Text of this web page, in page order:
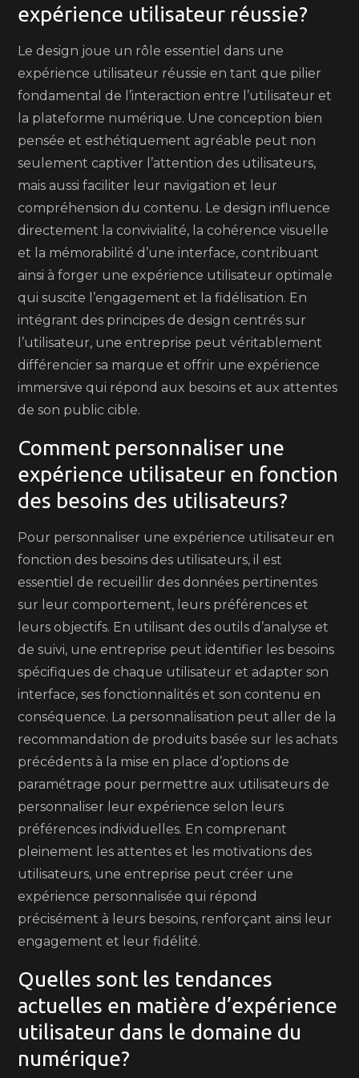
expérience utilisateur réussie?
Le design joue un rôle essentiel dans une
expérience utilisateur réussie en tant que pilier
fondamental de l’interaction entre l’utilisateur et
la plateforme numérique. Une conception bien
pensée et esthétiquement agréable peut non
seulement captiver l’attention des utilisateurs,
mais aussi faciliter leur navigation et leur
compréhension du contenu. Le design influence
directement la convivialité, la cohérence visuelle
et la mémorabilité d’une interface, contribuant
ainsi à forger une expérience utilisateur optimale
qui suscite l’engagement et la fidélisation. En
intégrant des principes de design centrés sur
l’utilisateur, une entreprise peut véritablement
différencier sa marque et offrir une expérience
immersive qui répond aux besoins et aux attentes
de son public cible.
Comment personnaliser une
expérience utilisateur en fonction
des besoins des utilisateurs?
Pour personnaliser une expérience utilisateur en
fonction des besoins des utilisateurs, il est
essentiel de recueillir des données pertinentes
sur leur comportement, leurs préférences et
leurs objectifs. En utilisant des outils d’analyse et
de suivi, une entreprise peut identifier les besoins
spécifiques de chaque utilisateur et adapter son
interface, ses fonctionnalités et son contenu en
conséquence. La personnalisation peut aller de la
recommandation de produits basée sur les achats
précédents à la mise en place d’options de
paramétrage pour permettre aux utilisateurs de
personnaliser leur expérience selon leurs
préférences individuelles. En comprenant
pleinement les attentes et les motivations des
utilisateurs, une entreprise peut créer une
expérience personnalisée qui répond
précisément à leurs besoins, renforçant ainsi leur
engagement et leur fidélité.
Quelles sont les tendances
actuelles en matière d’expérience
utilisateur dans le domaine du
numérique?